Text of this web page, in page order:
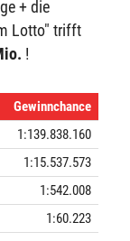
+ die
Lotto" trifft
!
Gewinnchance
1:139.838.160
1:15.537.573
1:542.008
1:60.223